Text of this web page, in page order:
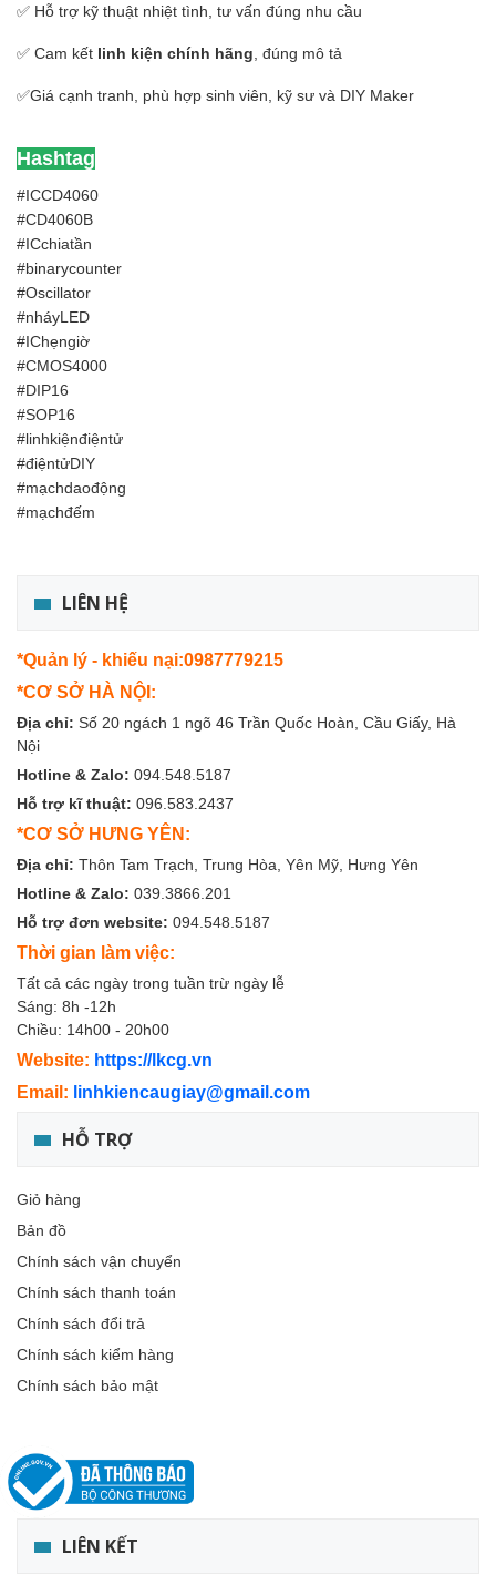
✅ Hỗ trợ kỹ thuật nhiệt tình, tư vấn đúng nhu cầu
✅ Cam kết linh kiện chính hãng , đúng mô tả
✅Giá cạnh tranh, phù hợp sinh viên, kỹ sư và DIY Maker
Hashtag
#ICCD4060
#CD4060B
#ICchiatần
#binarycounter
#Oscillator
#nháyLED
#IChẹngiờ
#CMOS4000
#DIP16
#SOP16
#linhkiệnđiệntử
#điệntửDIY
#mạchdaođộng
#mạchđếm
LIÊN HỆ
*Quản lý - khiếu nại:0987779215
*CƠ SỞ HÀ NỘI:
Địa chỉ: Số 20 ngách 1 ngõ 46 Trần Quốc Hoàn, Cầu Giấy, Hà
Nội
Hotline & Zalo: 094.548.5187
Hỗ trợ kĩ thuật: 096.583.2437
*CƠ SỞ HƯNG YÊN:
Địa chỉ: Thôn Tam Trạch, Trung Hòa, Yên Mỹ, Hưng Yên
Hotline & Zalo: 039.3866.201
Hỗ trợ đơn website: 094.548.5187
Thời gian làm việc:
Tất cả các ngày trong tuần trừ ngày lễ
Sáng: 8h -12h
Chiều: 14h00 - 20h00
Website: https://lkcg.vn
Email: linhkiencaugiay@gmail.com
HỖ TRỢ
Giỏ hàng
Bản đồ
Chính sách vận chuyển
Chính sách thanh toán
Chính sách đổi trả
Chính sách kiểm hàng
Chính sách bảo mật
LIÊN KẾT